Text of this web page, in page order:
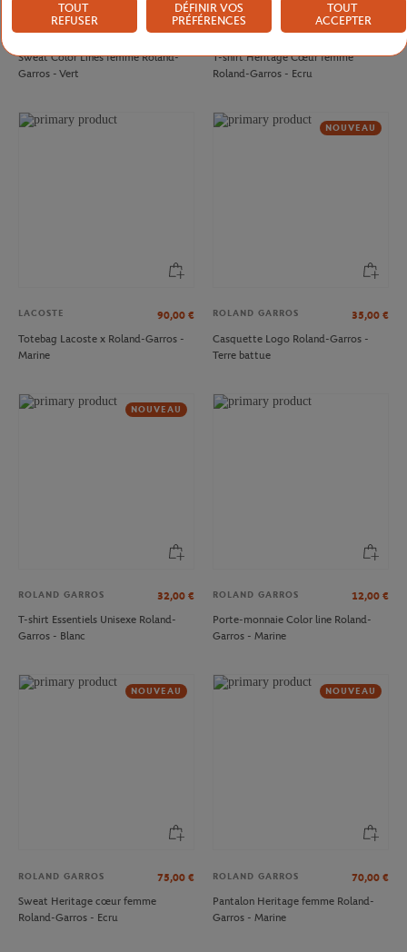
ROLAND GARROS 75,00 €
Sweat Color Lines femme Roland-
Garros - Vert
ROLAND GARROS 37,00 €
T-shirt Heritage Cœur femme
Roland-Garros - Ecru
LACOSTE 90,00 €
Totebag Lacoste x Roland-Garros -
Marine
NOUVEAU
ROLAND GARROS 35,00 €
Casquette Logo Roland-Garros -
Terre battue
NOUVEAU
ROLAND GARROS 32,00 €
T-shirt Essentiels Unisexe Roland-
Garros - Blanc
ROLAND GARROS 12,00 €
Porte-monnaie Color line Roland-
Garros - Marine
NOUVEAU
ROLAND GARROS 75,00 €
Sweat Heritage cœur femme
Roland-Garros - Ecru
NOUVEAU
ROLAND GARROS 70,00 €
Pantalon Heritage femme Roland-
Garros - Marine
TOUT
REFUSER
DÉFINIR VOS
PRÉFÉRENCES
TOUT
ACCEPTER